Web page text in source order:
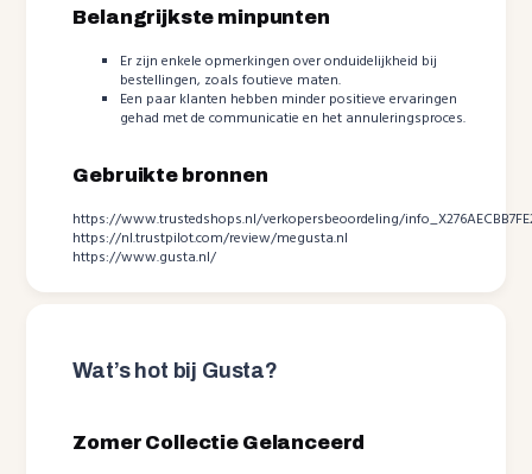
Belangrijkste minpunten
Er zijn enkele opmerkingen over onduidelijkheid bij
bestellingen, zoals foutieve maten.
Een paar klanten hebben minder positieve ervaringen
gehad met de communicatie en het annuleringsproces.
Gebruikte bronnen
https://www.trustedshops.nl/verkopersbeoordeling/
https://nl.trustpilot.com/review/megusta.nl
https://www.gusta.nl/
Wat’s hot bij Gusta?
Zomer Collectie Gelanceerd